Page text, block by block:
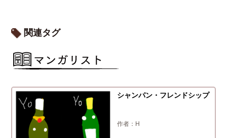
関連タグ
シャンパン・フレンドシップ
H